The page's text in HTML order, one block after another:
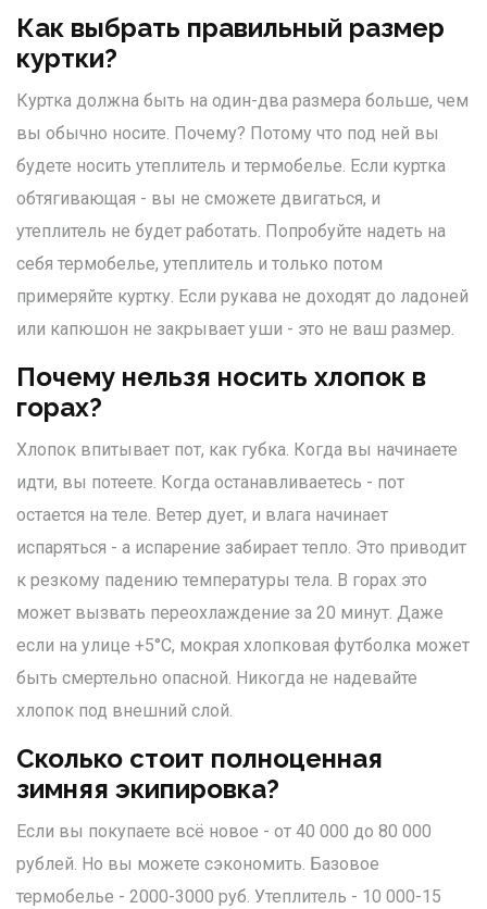
Как выбрать правильный размер
куртки?
Куртка должна быть на один-два размера больше, чем
вы обычно носите. Почему? Потому что под ней вы
будете носить утеплитель и термобелье. Если куртка
обтягивающая - вы не сможете двигаться, и
утеплитель не будет работать. Попробуйте надеть на
себя термобелье, утеплитель и только потом
примеряйте куртку. Если рукава не доходят до ладоней
или капюшон не закрывает уши - это не ваш размер.
Почему нельзя носить хлопок в
горах?
Хлопок впитывает пот, как губка. Когда вы начинаете
идти, вы потеете. Когда останавливаетесь - пот
остается на теле. Ветер дует, и влага начинает
испаряться - а испарение забирает тепло. Это приводит
к резкому падению температуры тела. В горах это
может вызвать переохлаждение за 20 минут. Даже
если на улице +5°C, мокрая хлопковая футболка может
быть смертельно опасной. Никогда не надевайте
хлопок под внешний слой.
Сколько стоит полноценная
зимняя экипировка?
Если вы покупаете всё новое - от 40 000 до 80 000
рублей. Но вы можете сэкономить. Базовое
термобелье - 2000-3000 руб. Утеплитель - 10 000-15